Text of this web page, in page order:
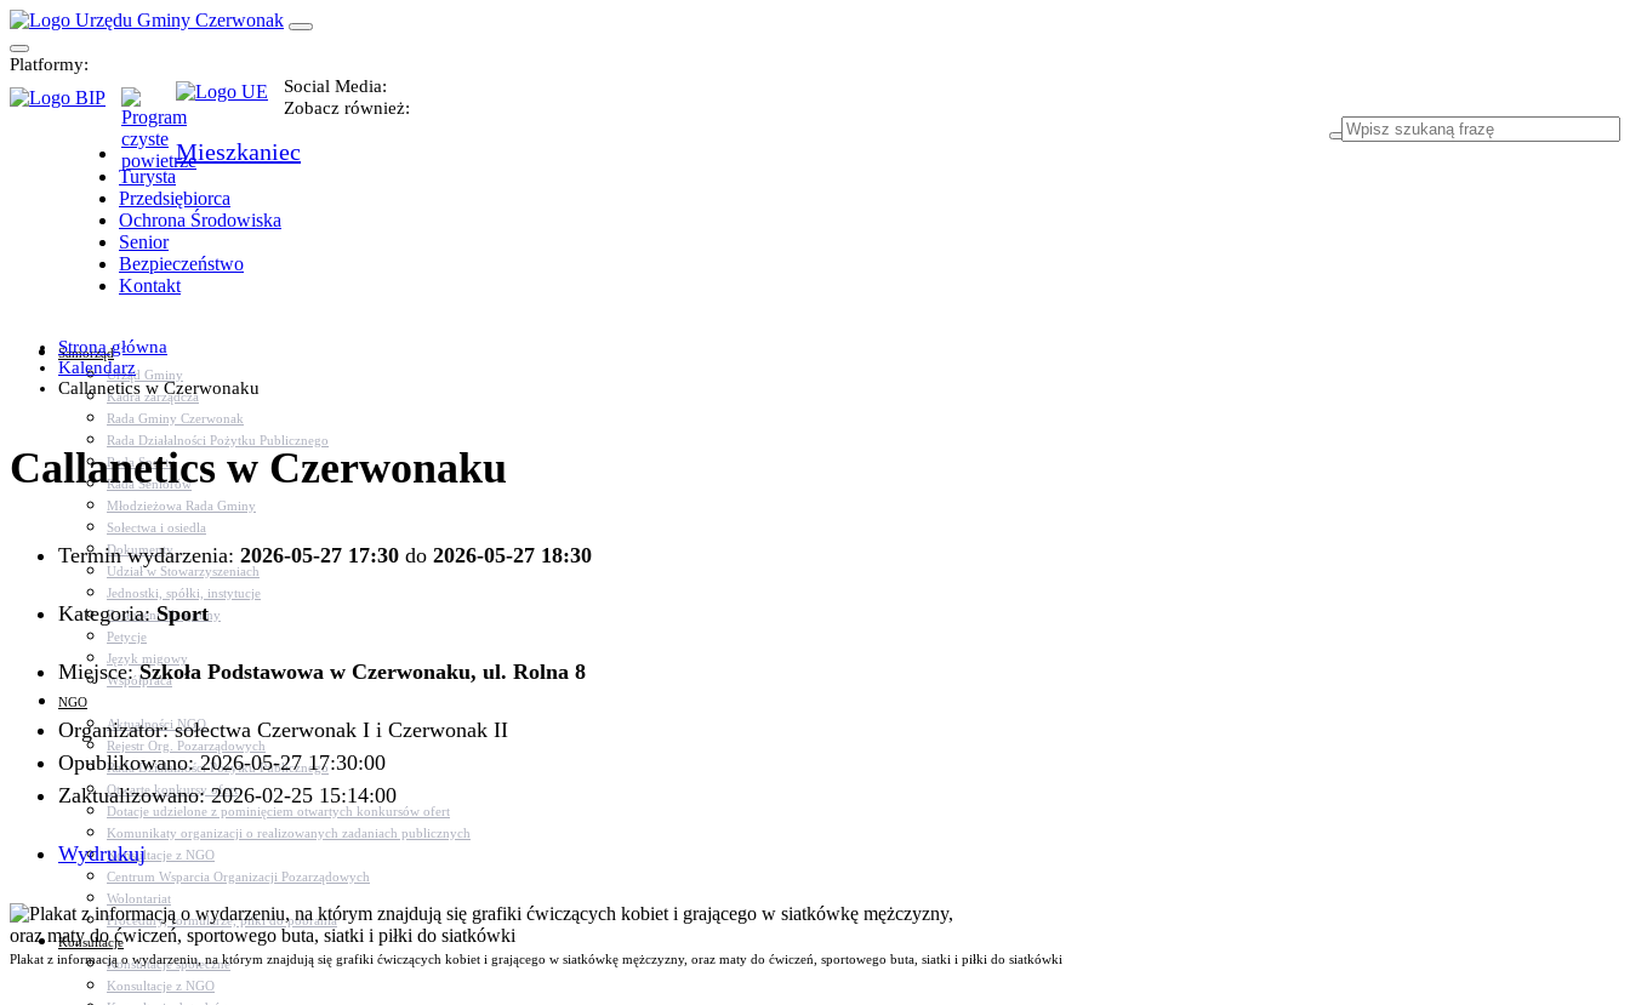
Platformy:
Social Media:
Zobacz również:
Mieszkaniec
Turysta
Przedsiębiorca
Ochrona Środowiska
Senior
Bezpieczeństwo
Kontakt
Samorząd
Urząd Gminy
Kadra zarządcza
Rada Gminy Czerwonak
Rada Działalności Pożytku Publicznego
Rada Sportu
Rada Seniorów
Młodzieżowa Rada Gminy
Sołectwa i osiedla
Dokumenty
Udział w Stowarzyszeniach
Jednostki, spółki, instytucje
Zasłużeni dla gminy
Petycje
Język migowy
Współpraca
NGO
Aktualności NGO
Rejestr Org. Pozarządowych
Rada Działalności Pożytku Publicznego
Otwarte konkursy ofert
Dotacje udzielone z pominięciem otwartych konkursów ofert
Komunikaty organizacji o realizowanych zadaniach publicznych
Konsultacje z NGO
Centrum Wsparcia Organizacji Pozarządowych
Wolontariat
Procedury, formularze, pliki do pobrania
Konsultacje
Konsultacje społeczne
Konsultacje z NGO
Strona główna
Kalendarz
Callanetics w Czerwonaku
Callanetics w Czerwonaku
Termin wydarzenia: 2026-05-27 17:30 do 2026-05-27 18:30
Kategoria:Sport
Miejsce:Szkoła Podstawowa w Czerwonaku, ul. Rolna 8
Organizator: sołectwa Czerwonak I i Czerwonak II
Opublikowano: 2026-05-27 17:30:00
Zaktualizowano: 2026-02-25 15:14:00
Wydrukuj
Plakat z informacją o wydarzeniu, na którym znajdują się grafiki ćwiczących kobiet i grającego w siatkówkę mężczyzny, oraz maty do ćwiczeń, sportowego buta, siatki i piłki do siatkówki